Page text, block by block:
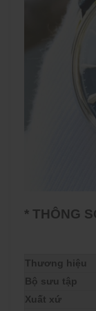
* THÔNG
Thương hiệu
Bộ sưu tập
Xuất xứ